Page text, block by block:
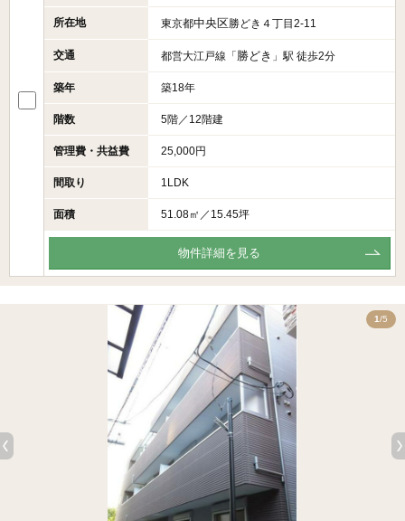
所在地 東京都中央区勝どき４丁目2-11
交通 都営大江戸線「 勝どき 」駅 徒歩2分
築年 築18年
階数 5階／12階建
管理費・共益費 25,000円
間取り 1LDK
面積 51.08㎡／15.45坪
物件詳細を見る
1/5